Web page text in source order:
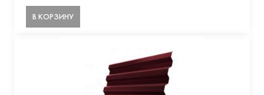
В КОРЗИНУ